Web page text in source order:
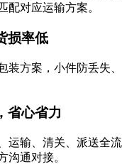
配对应运输方案。
损率低
装方案，小件防丢失
省心省力
运输、清关、派送全
沟通对接。